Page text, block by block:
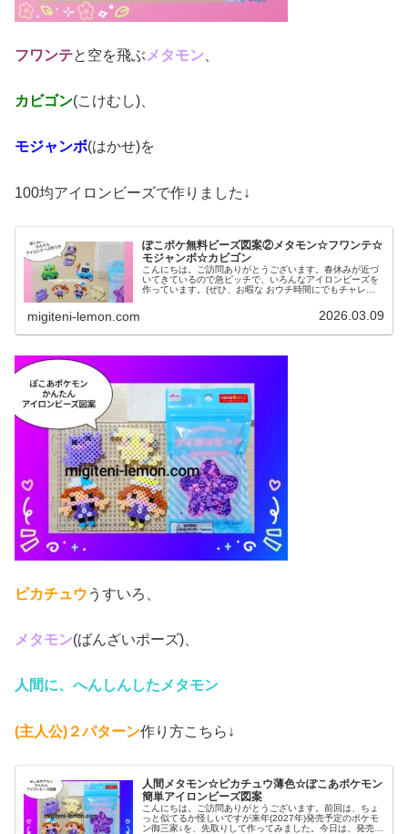
フワンテと空を飛ぶ メタモン
カビゴン(こけむし)、
モジャンボ(はかせ)を
100均アイロンビーズで作りました↓
ぽこポケ無料ビーズ図案②メタモン☆フワンテ☆
モジャンボ☆カビゴン
こんにちは。ご訪問ありがとうございます。春休みが近づ
いてきているので急ピッチで、いろんなアイロンビーズを
作っています。(ぜひ、お暇な おウチ時間にでもチャレン
migiteni-lemon.com 2026.03.09
ピカチュウ うすいろ、
メタモン(ばんざいポーズ)、
人間に、へんしんしたメタモン
(主人公) ２パターン作り方こちら↓
人間メタモン☆ピカチュウ薄色☆ぽこあポケモン
簡単アイロンビーズ図案
こんにちは。ご訪問ありがとうございます。前回は、ちょ
っと似てるか怪しいですが来年(2027年)発売予定のポケモ
ン御三家↓を、先取りして作ってみました。今日は、発売す